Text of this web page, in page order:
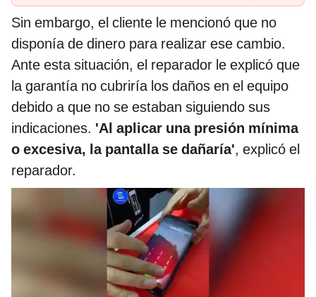
Sin embargo, el cliente le mencionó que no
disponía de dinero para realizar ese cambio.
Ante esta situación, el reparador le explicó que
la garantía no cubriría los daños en el equipo
debido a que no se estaban siguiendo sus
indicaciones. 'Al aplicar una presión mínima
o excesiva, la pantalla se dañaría', explicó el
reparador.